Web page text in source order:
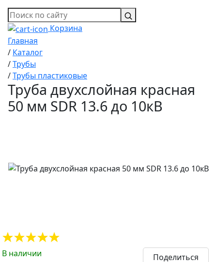
Корзина
Главная
/ Каталог
/Трубы
/Трубы пластиковые
Труба двухслойная красная
50 мм SDR 13.6 до 10кВ
В наличии Поделиться